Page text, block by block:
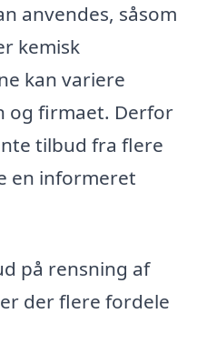
anvendes, såsom
kemisk
kan variere
og firmaet. Derfor
tilbud fra flere
en informeret
på rensning af
der flere fordele